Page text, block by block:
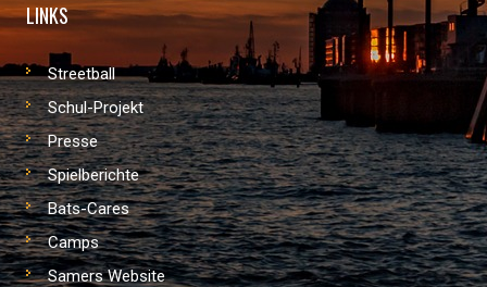
LINKS
Streetball
Schul-Projekt
Presse
Spielberichte
Bats-Cares
Camps
Samers Website